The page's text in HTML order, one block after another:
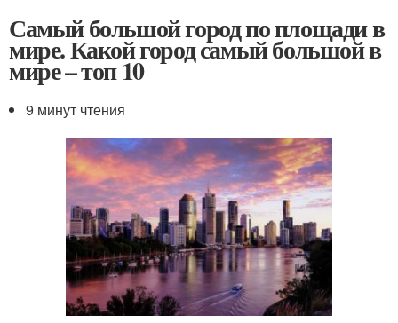
Самый большой город по площади в
мире. Какой город самый большой в
мире – топ 10
9 минут чтения